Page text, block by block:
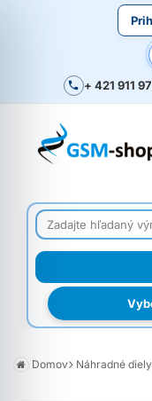
+ 421 911
Domov Náhradné diely